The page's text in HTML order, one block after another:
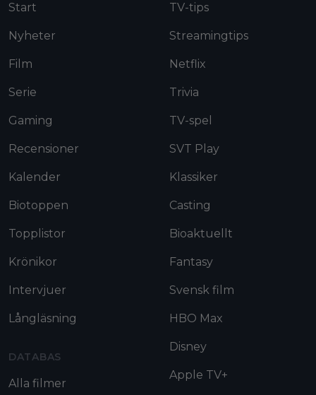
Start
Nyheter
Film
Serie
Gaming
Recensioner
Kalender
Biotoppen
Topplistor
Krönikor
Intervjuer
Långläsning
DATABAS
Alla filmer
TV-tips
Streamingtips
Netflix
Trivia
TV-spel
SVT Play
Klassiker
Casting
Bioaktuellt
Fantasy
Svensk film
HBO Max
Disney
Apple TV+